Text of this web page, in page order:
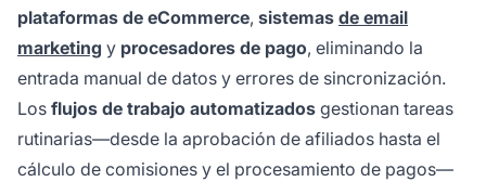
plataformas de eCommerce, sistemas de email
marketing y procesadores de pago, eliminando la
entrada manual de datos y errores de sincronización.
Los flujos de trabajo automatizados gestionan tareas
rutinarias—desde la aprobación de afiliados hasta el
cálculo de comisiones y el procesamiento de pagos—